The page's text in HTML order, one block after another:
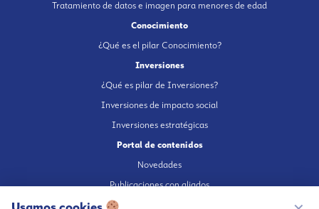
Tratamiento de datos e imagen para menores de edad
Conocimiento
¿Qué es el pilar Conocimiento?
Inversiones
¿Qué es pilar de Inversiones?
Inversiones de impacto social
Inversiones estratégicas
Portal de contenidos
Novedades
Publicaciones con aliados
Fundación en medios